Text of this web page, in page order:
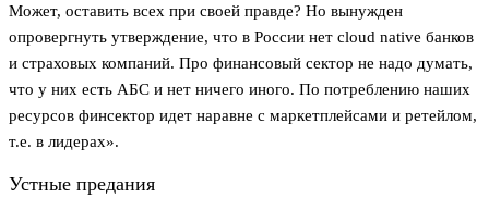
Может, оставить всех при своей правде? Но вынужден
опровергнуть утверждение, что в России нет cloud native банков
и страховых компаний. Про финансовый сектор не надо думать,
что у них есть АБС и нет ничего иного. По потреблению наших
ресурсов финсектор идет наравне с маркетплейсами и ретейлом,
т.е. в лидерах».
Устные предания